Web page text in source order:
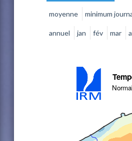
moyenne minimum
annuel jan fév mar